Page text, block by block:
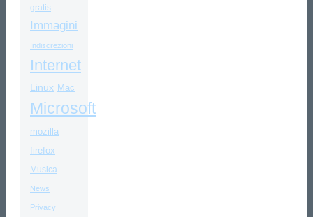
gratis
Immagini
Indiscrezioni
Internet
Linux Mac
Microsoft
mozilla
firefox
Musica
News
Privacy